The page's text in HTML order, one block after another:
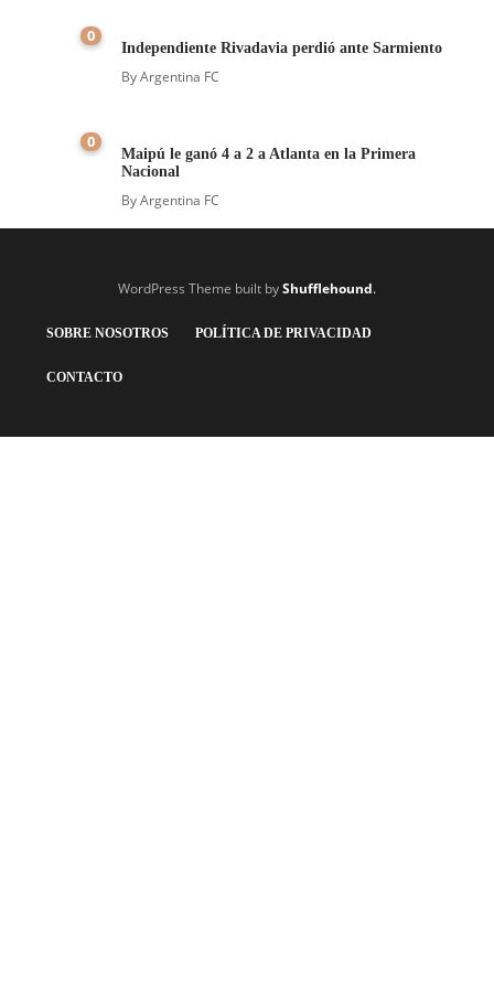
0
Independiente Rivadavia perdió ante Sarmiento
ByArgentina FC
0
Maipú le ganó 4 a 2 a Atlanta en la Primera
Nacional
ByArgentina FC
WordPress Theme built byShufflehound.
SOBRE NOSOTROS POLÍTICA DE PRIVACIDAD
CONTACTO